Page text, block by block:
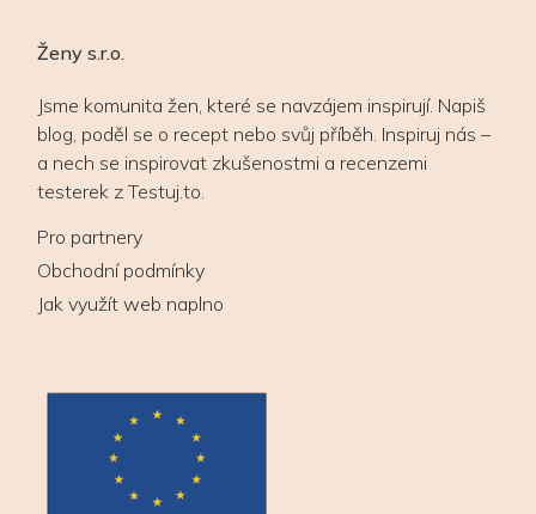
Ženy s.r.o.
Jsme komunita žen, které se navzájem inspirují. Napiš
blog, poděl se o recept nebo svůj příběh. Inspiruj nás –
a nech se inspirovat zkušenostmi a recenzemi
testerek z Testuj.to.
Pro partnery
Obchodní podmínky
Jak využít web naplno